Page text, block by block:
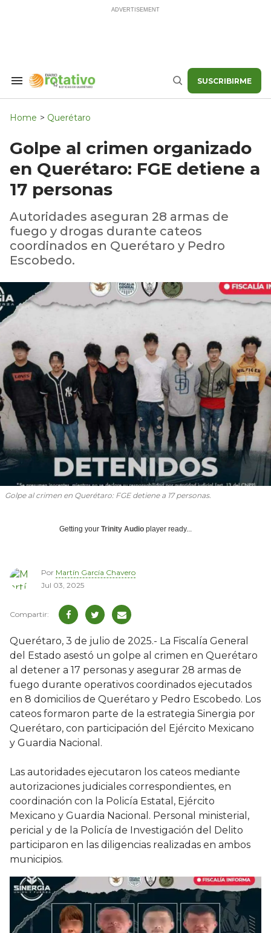
Search
Navigation
Buscar SUSCRIBIRME
Home > Querétaro
Golpe al crimen organizado
en Querétaro: FGE detiene a
17 personas
Autoridades aseguran 28 armas de
fuego y drogas durante cateos
coordinados en Querétaro y Pedro
Escobedo.
Golpe al crimen en Querétaro: FGE detiene a 17 personas.
Getting your Trinity Audio player ready...
Por Martín García Chavero
Jul 03, 2025
Querétaro, 3 de julio de 2025.- La Fiscalía General
del Estado asestó un golpe al crimen en Querétaro
al detener a 17 personas y asegurar 28 armas de
fuego durante operativos coordinados ejecutados
en 8 domicilios de Querétaro y Pedro Escobedo. Los
cateos formaron parte de la estrategia Sinergia por
Querétaro, con participación del Ejército Mexicano
y Guardia Nacional.
Las autoridades ejecutaron los cateos mediante
autorizaciones judiciales correspondientes, en
coordinación con la Policía Estatal, Ejército
Mexicano y Guardia Nacional. Personal ministerial,
pericial y de la Policía de Investigación del Delito
participaron en las diligencias realizadas en ambos
municipios.